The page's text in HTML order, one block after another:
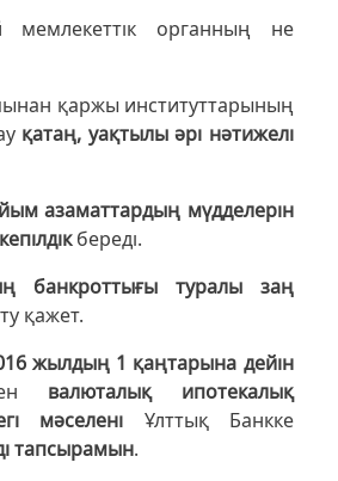
мемлекеттік органның не
қаржы институттарының
қатаң, уақтылы әрі нәтижелі
азаматтардың мүдделерін
кепілдікбереді.
банкроттығы туралы заң
қажет.
жылдың 1 қаңтарына дейін
валюталық ипотекалық
мәселені Ұлттық Банкке
тапсырамын.